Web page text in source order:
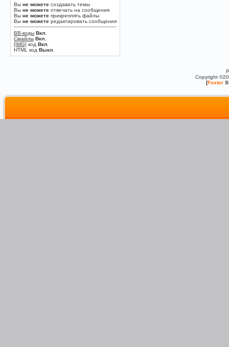
Вы не можете создавать темы
Вы не можете отвечать на сообщения
Вы не можете прикреплять файлы
Вы не можете редактировать сообщения
BB-коды Вкл.
Смайлы Вкл.
[IMG] код Вкл.
HTML код Выкл.
Copyright
[Foxter